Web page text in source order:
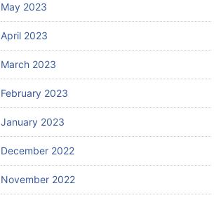
May 2023
April 2023
March 2023
February 2023
January 2023
December 2022
November 2022